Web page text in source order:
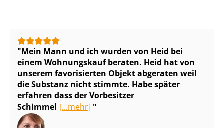
Mein Mann und ich wurden von Heid bei
einem Wohnungskauf beraten. Heid hat von
unserem favorisierten Objekt abgeraten weil
die Substanz nicht stimmte. Habe später
erfahren dass der Vorbesitzer
Schimmel [...mehr]